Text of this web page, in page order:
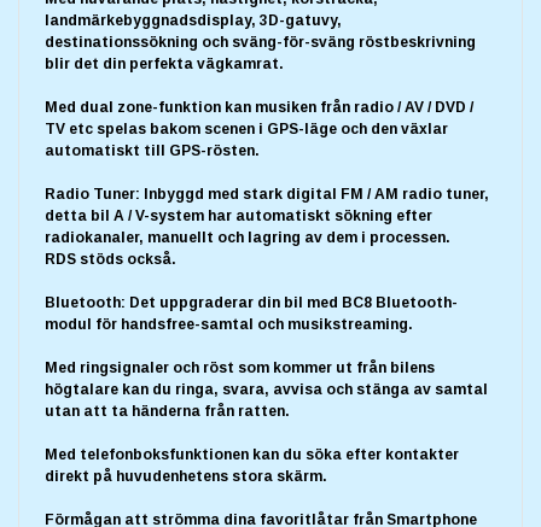
landmärkebyggnadsdisplay, 3D-gatuvy,
destinationssökning och sväng-för-sväng röstbeskrivning
blir det din perfekta vägkamrat.
Med dual zone-funktion kan musiken från radio / AV / DVD /
TV etc spelas bakom scenen i GPS-läge och den växlar
automatiskt till GPS-rösten.
Radio Tuner: Inbyggd med stark digital FM / AM radio tuner,
detta bil A / V-system har automatiskt sökning efter
radiokanaler, manuellt och lagring av dem i processen.
RDS stöds också.
Bluetooth: Det uppgraderar din bil med BC8 Bluetooth-
modul för handsfree-samtal och musikstreaming.
Med ringsignaler och röst som kommer ut från bilens
högtalare kan du ringa, svara, avvisa och stänga av samtal
utan att ta händerna från ratten.
Med telefonboksfunktionen kan du söka efter kontakter
direkt på huvudenhetens stora skärm.
Förmågan att strömma dina favoritlåtar från Smartphone